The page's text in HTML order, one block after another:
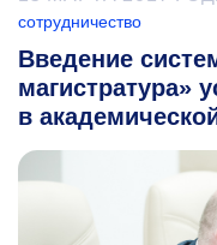
сотрудничество
Введение
магистратура»
в